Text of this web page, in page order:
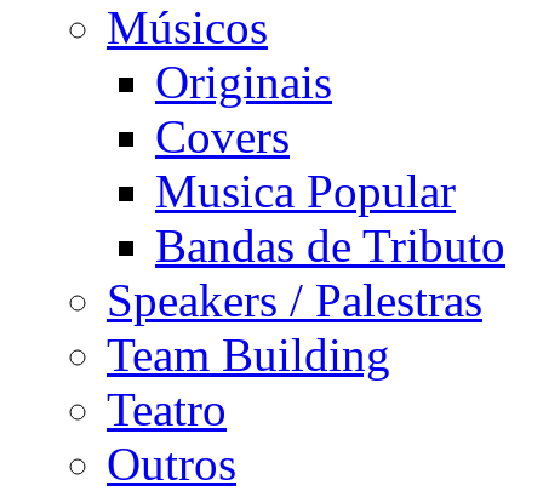
Músicos
Originais
Covers
Musica Popular
Bandas de Tributo
Speakers / Palestras
Team Building
Teatro
Outros